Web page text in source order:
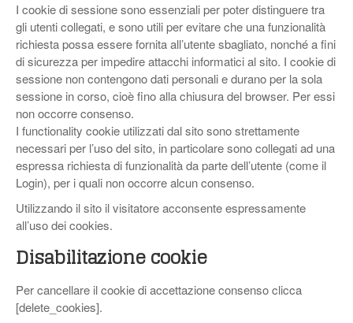
I cookie di sessione sono essenziali per poter distinguere tra
gli utenti collegati, e sono utili per evitare che una funzionalità
richiesta possa essere fornita all’utente sbagliato, nonché a fini
di sicurezza per impedire attacchi informatici al sito. I cookie di
sessione non contengono dati personali e durano per la sola
sessione in corso, cioè fino alla chiusura del browser. Per essi
non occorre consenso.
I functionality cookie utilizzati dal sito sono strettamente
necessari per l’uso del sito, in particolare sono collegati ad una
espressa richiesta di funzionalità da parte dell’utente (come il
Login), per i quali non occorre alcun consenso.
Utilizzando il sito il visitatore acconsente espressamente
all’uso dei cookies.
Disabilitazione cookie
Per cancellare il cookie di accettazione consenso clicca
[delete_cookies].